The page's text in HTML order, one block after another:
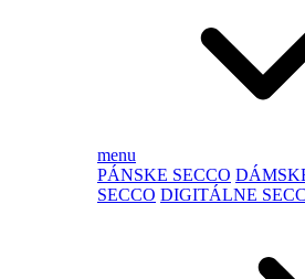
menu
PÁNSKE SECCO
SECCO DIGITÁLNE